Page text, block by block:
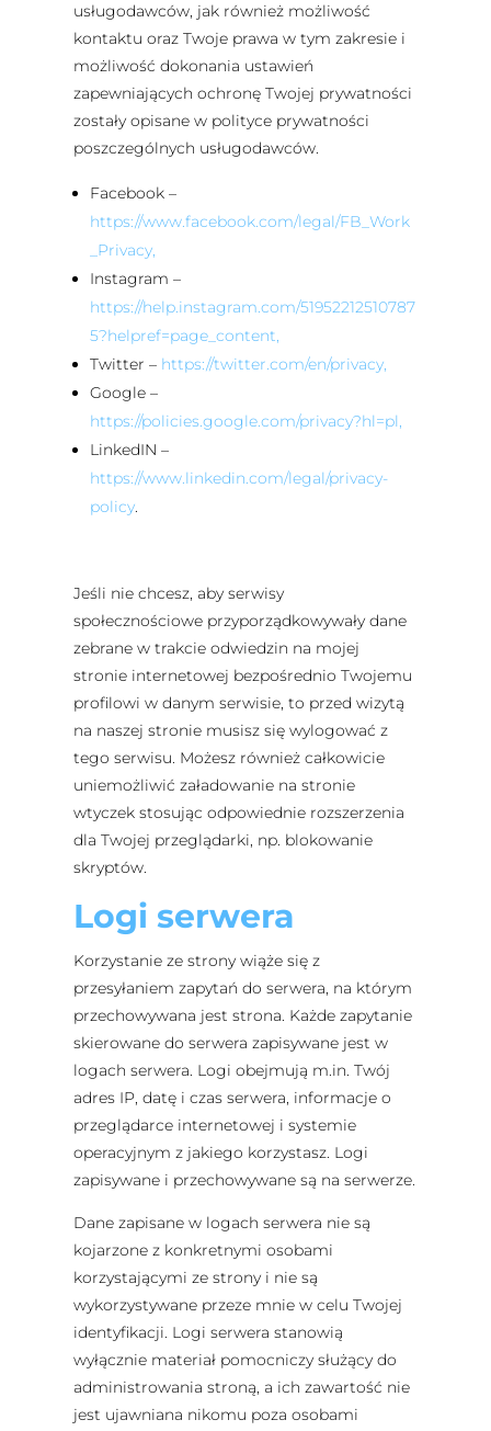
usługodawców, jak również możliwość
kontaktu oraz Twoje prawa w tym zakresie i
możliwość dokonania ustawień
zapewniających ochronę Twojej prywatności
zostały opisane w polityce prywatności
poszczególnych usługodawców.
Facebook –
https://www.facebook.com/legal/FB_Work
_Privacy,
Instagram –
https://help.instagram.com/51952212510787
5?helpref=page_content,
Twitter – https://twitter.com/en/privacy,
Google –
https://policies.google.com/privacy?hl=pl,
LinkedIN –
https://www.linkedin.com/legal/privacy-
policy.
Jeśli nie chcesz, aby serwisy
społecznościowe przyporządkowywały dane
zebrane w trakcie odwiedzin na mojej
stronie internetowej bezpośrednio Twojemu
profilowi w danym serwisie, to przed wizytą
na naszej stronie musisz się wylogować z
tego serwisu. Możesz również całkowicie
uniemożliwić załadowanie na stronie
wtyczek stosując odpowiednie rozszerzenia
dla Twojej przeglądarki, np. blokowanie
skryptów.
Logi serwera
Korzystanie ze strony wiąże się z
przesyłaniem zapytań do serwera, na którym
przechowywana jest strona. Każde zapytanie
skierowane do serwera zapisywane jest w
logach serwera. Logi obejmują m.in. Twój
adres IP, datę i czas serwera, informacje o
przeglądarce internetowej i systemie
operacyjnym z jakiego korzystasz. Logi
zapisywane i przechowywane są na serwerze.
Dane zapisane w logach serwera nie są
kojarzone z konkretnymi osobami
korzystającymi ze strony i nie są
wykorzystywane przeze mnie w celu Twojej
identyfikacji. Logi serwera stanowią
wyłącznie materiał pomocniczy służący do
administrowania stroną, a ich zawartość nie
jest ujawniana nikomu poza osobami